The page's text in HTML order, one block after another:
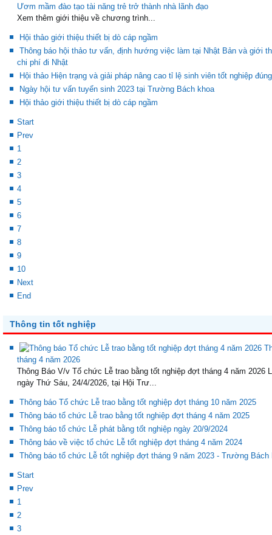
Ươm mầm đào tạo tài năng trẻ trở thành nhà lãnh đạo
Xem thêm giới thiệu về chương trình...
Hội thảo giới thiệu thiết bị dò cáp ngầm
Thông báo hội thảo tư vấn, định hướng việc làm tại Nhật Bản và giới
chi phí đi Nhật
Hội thảo Hiện trạng và giải pháp nâng cao tỉ lệ sinh viên tốt nghiệp
Ngày hội tư vấn tuyển sinh 2023 tại Trường Bách khoa
Hội thảo giới thiệu thiết bị dò cáp ngầm
Start
Prev
1
2
3
4
5
6
7
8
9
10
Next
End
Thông tin tốt nghiệp
tháng 4 năm 2026
Thông Báo V/v Tổ chức Lễ trao bằng tốt nghiệp đợt tháng 4 năm
ngày Thứ Sáu, 24/4/2026, tại Hội Trư...
Thông báo Tổ chức Lễ trao bằng tốt nghiệp đợt tháng 10 năm 2025
Thông báo tổ chức Lễ trao bằng tốt nghiệp đợt tháng 4 năm 2025
Thông báo tổ chức Lễ phát bằng tốt nghiệp ngày 20/9/2024
Thông báo về việc tổ chức Lễ tốt nghiệp đợt tháng 4 năm 2024
Thông báo tổ chức Lễ tốt nghiệp đợt tháng 9 năm 2023 - Trường Bách
Start
Prev
1
2
3